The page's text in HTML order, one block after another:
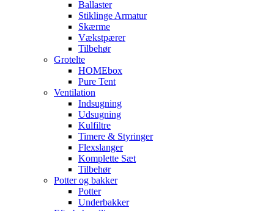
Ballaster
Stiklinge Armatur
Skærme
Vækstpærer
Tilbehør
Grotelte
HOMEbox
Pure Tent
Ventilation
Indsugning
Udsugning
Kulfiltre
Timere & Styringer
Flexslanger
Komplette Sæt
Tilbehør
Potter og bakker
Potter
Underbakker